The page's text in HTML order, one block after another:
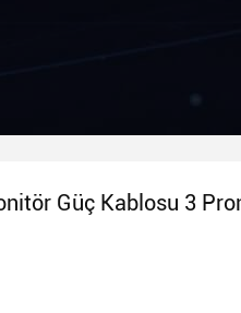
Güç Kablosu 3